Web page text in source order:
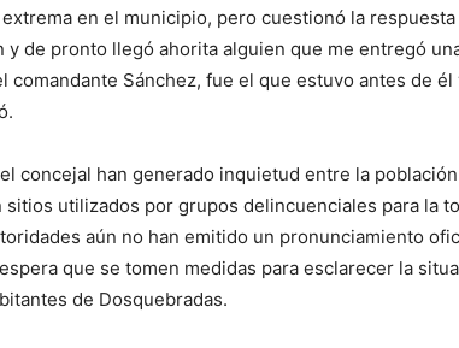
en el municipio, pero cuestionó la respuesta
de pronto llegó ahorita alguien que me entregó
comandante Sánchez, fue el que estuvo antes de
concejal han generado inquietud entre la
sitios utilizados por grupos delincuenciales para la
aún no han emitido un pronunciamiento
que se tomen medidas para esclarecer la
de Dosquebradas.